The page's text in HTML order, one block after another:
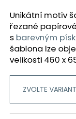
Unikátní motiv
řezané
s barevným
šablona lze
velikosti 460 x
ZVOLTE
a
j
í
t
?